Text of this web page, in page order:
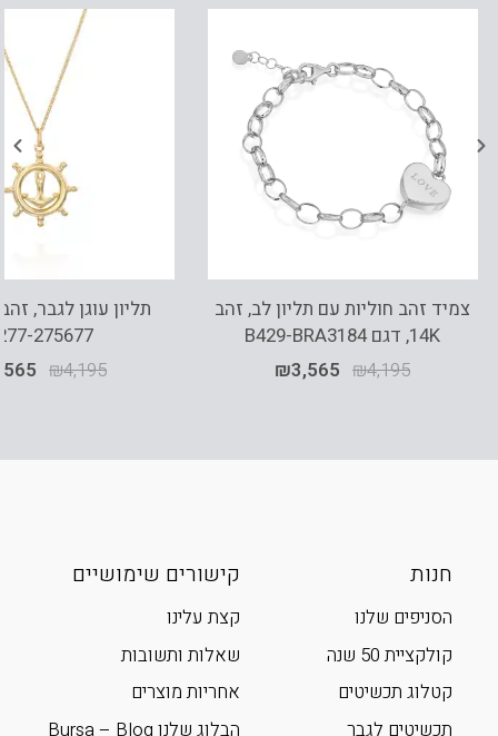
צמיד זהב חוליות עם תליון לב, זהב
14K, דגם B429-BRA3184
₪4,195
₪3,565
275677
₪4,195
חנות
הסניפים שלנו
קולקציית 50 שנה
קטלוג תכשיטים
תכשיטים לגבר
קישורים שימושיים
קצת עלינו
שאלות ותשובות
אחריות מוצרים
הבלוג שלנו Bursa – Blog